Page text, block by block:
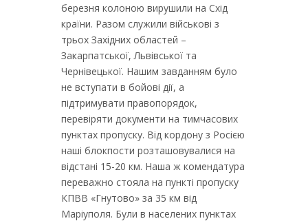
березня колоною вирушили на Схід
країни. Разом служили військові з
трьох Західних областей –
Закарпатської, Львівської та
Чернівецької. Нашим завданням було
не вступати в бойові дії, а
підтримувати правопорядок,
перевіряти документи на тимчасових
пунктах пропуску. Від кордону з Росією
наші блокпости розташовувалися на
відстані 15-20 км. Наша ж комендатура
переважно стояла на пункті пропуску
КПВВ «Гнутово» за 35 км від
Маріуполя. Були в населених пунктах